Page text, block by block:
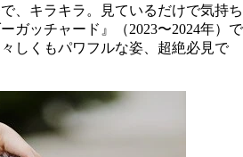
、キラキラ。見ているだけで気持ち
ガッチャード』（2023〜2024年）で
しくもパワフルな姿、超絶必見で